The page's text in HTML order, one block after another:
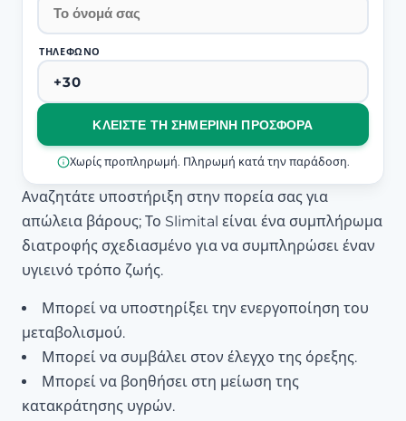
ΤΗΛΈΦΩΝΟ
ΚΛΕΊΣΤΕ ΤΗ ΣΗΜΕΡΙΝΉ ΠΡΟΣΦΟΡΆ
Χωρίς προπληρωμή. Πληρωμή κατά την παράδοση.
Αναζητάτε υποστήριξη στην πορεία σας για
απώλεια βάρους; Το Slimital είναι ένα συμπλήρωμα
διατροφής σχεδιασμένο για να συμπληρώσει έναν
υγιεινό τρόπο ζωής.
Μπορεί να υποστηρίξει την ενεργοποίηση του
μεταβολισμού.
Μπορεί να συμβάλει στον έλεγχο της όρεξης.
Μπορεί να βοηθήσει στη μείωση της
κατακράτησης υγρών.